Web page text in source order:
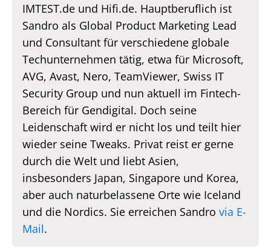
IMTEST.de und Hifi.de. Hauptberuflich ist
Sandro als Global Product Marketing Lead
und Consultant für verschiedene globale
Techunternehmen tätig, etwa für Microsoft,
AVG, Avast, Nero, TeamViewer, Swiss IT
Security Group und nun aktuell im Fintech-
Bereich für Gendigital. Doch seine
Leidenschaft wird er nicht los und teilt hier
wieder seine Tweaks. Privat reist er gerne
durch die Welt und liebt Asien,
insbesonders Japan, Singapore und Korea,
aber auch naturbelassene Orte wie Iceland
und die Nordics. Sie erreichen Sandro via E-
Mail.